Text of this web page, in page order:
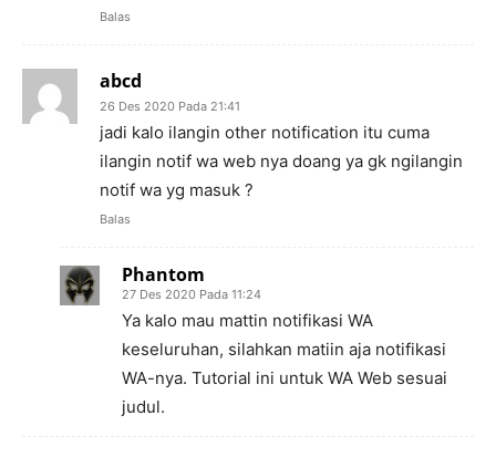
Balas
abcd
26 Des 2020 Pada 21:41
jadi kalo ilangin other notification itu cuma
ilangin notif wa web nya doang ya gk ngilangin
notif wa yg masuk ?
Balas
Phantom
27 Des 2020 Pada 11:24
Ya kalo mau mattin notifikasi WA
keseluruhan, silahkan matiin aja notifikasi
WA-nya. Tutorial ini untuk WA Web sesuai
judul.